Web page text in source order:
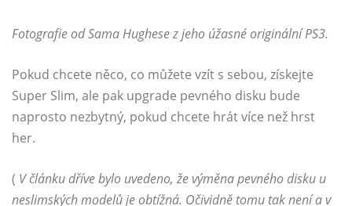
Fotografie od Sama Hughese z jeho úžasné originální PS3.
Pokud chcete něco, co můžete vzít s sebou, získejte
Super Slim, ale pak upgrade pevného disku bude
naprosto nezbytný, pokud chcete hrát více než hrst
her.
( V článku dříve bylo uvedeno, že výměna pevného disku u
neslimských modelů je obtížná. Očividně tomu tak není a v